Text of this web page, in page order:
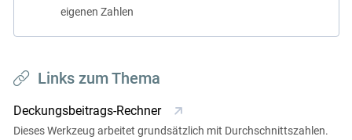
eigenen Zahlen
Links zum Thema
Deckungsbeitrags-Rechner
Dieses Werkzeug arbeitet grundsätzlich mit Durchschnittszahlen.